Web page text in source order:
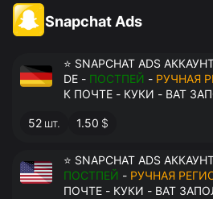
Snapchat Ads
⭐ SNAPCHAT ADS АККАУНТЫ ⭐ ГЕО
DE - ПОСТПЕЙ - РУЧНАЯ
К ПОЧТЕ - КУКИ - ВАТ
52 шт. 1.50 $
ПОСТПЕЙ - РУЧНАЯ
ПОЧТЕ - КУКИ - ВАТ